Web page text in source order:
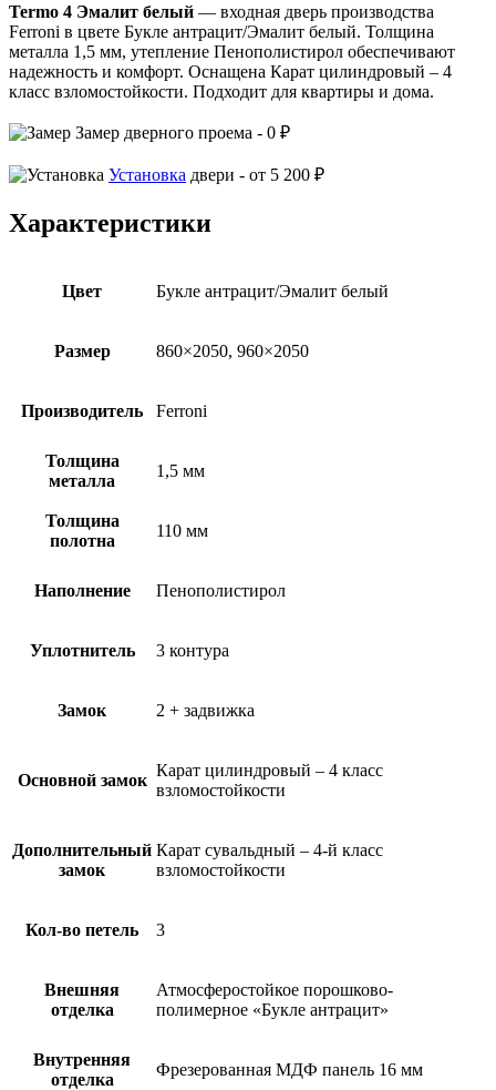
Termo 4 Эмалит белый — входная дверь производства
Ferroni в цвете Букле антрацит/Эмалит белый. Толщина
металла 1,5 мм, утепление Пенополистирол обеспечивают
надежность и комфорт. Оснащена Карат цилиндровый – 4
класс взломостойкости. Подходит для квартиры и дома.
Замер дверного проема - 0 ₽
Установка двери - от 5 200 ₽
Характеристики
Цвет Букле антрацит/Эмалит белый
Размер 860×2050, 960×2050
Производитель Ferroni
Толщина
металла
1,5 мм
Толщина
полотна
110 мм
Наполнение Пенополистирол
Уплотнитель 3 контура
Замок 2 + задвижка
Основной замок
Карат цилиндровый – 4 класс
взломостойкости
Дополнительный
замок
Карат сувальдный – 4-й класс
взломостойкости
Кол-во петель 3
Внешняя
отделка
Атмосферостойкое порошково-
полимерное «Букле антрацит»
Внутренняя
отделка
Фрезерованная МДФ панель 16 мм